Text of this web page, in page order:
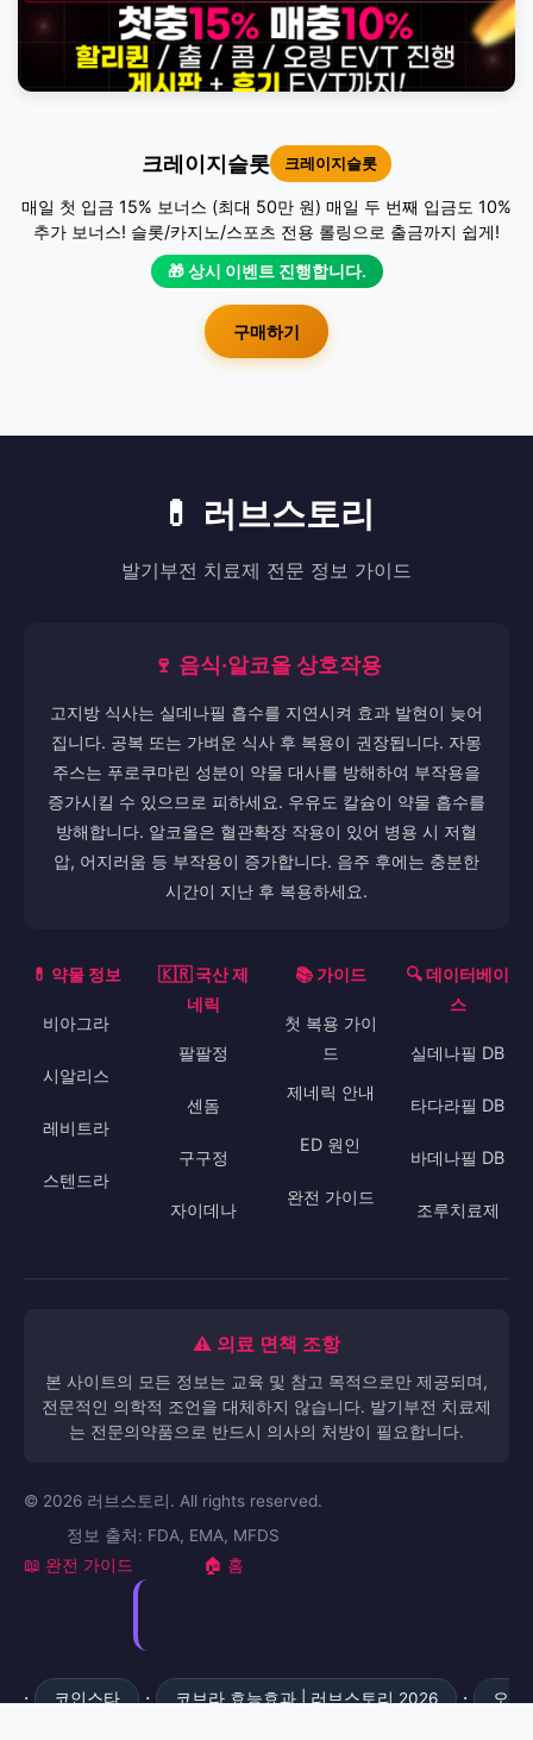
크레이지슬롯 크레이지슬롯
매일 첫 입금 15% 보너스 (최대 50만 원) 매일 두 번째 입금도 10%
추가 보너스! 슬롯/카지노/스포츠 전용 롤링으로 출금까지 쉽게!
🎁 상시 이벤트 진행합니다.
구매하기
💊 러브스토리
발기부전 치료제 전문 정보 가이드
🍷 음식·알코올 상호작용
고지방 식사는 실데나필 흡수를 지연시켜 효과 발현이 늦어
집니다. 공복 또는 가벼운 식사 후 복용이 권장됩니다. 자몽
주스는 푸로쿠마린 성분이 약물 대사를 방해하여 부작용을
증가시킬 수 있으므로 피하세요. 우유도 칼슘이 약물 흡수를
방해합니다. 알코올은 혈관확장 작용이 있어 병용 시 저혈
압, 어지러움 등 부작용이 증가합니다. 음주 후에는 충분한
시간이 지난 후 복용하세요.
💊 약물 정보
비아그라
시알리스
레비트라
스텐드라
🇰🇷 국산 제
네릭
팔팔정
센돔
구구정
자이데나
📚 가이드
첫 복용 가이
드
제네릭 안내
ED 원인
완전 가이드
🔍 데이터베이
스
실데나필 DB
타다라필 DB
바데나필 DB
조루치료제
⚠️ 의료 면책 조항
본 사이트의 모든 정보는 교육 및 참고 목적으로만 제공되며,
전문적인 의학적 조언을 대체하지 않습니다. 발기부전 치료제
는 전문의약품으로 반드시 의사의 처방이 필요합니다.
© 2026 러브스토리. All rights reserved.
정보 출처: FDA, EMA, MFDS
📖 완전 가이드 🏠 홈
· 코인스타 · 코브라 효능효과 | 러브스토리 2026 ·
오